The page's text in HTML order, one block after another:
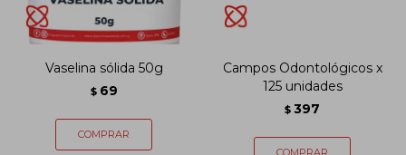
Vaselina sólida 50g
$ 69
Campos Odontológicos x
125 unidades
$ 397